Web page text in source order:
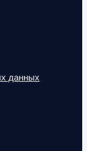
данных